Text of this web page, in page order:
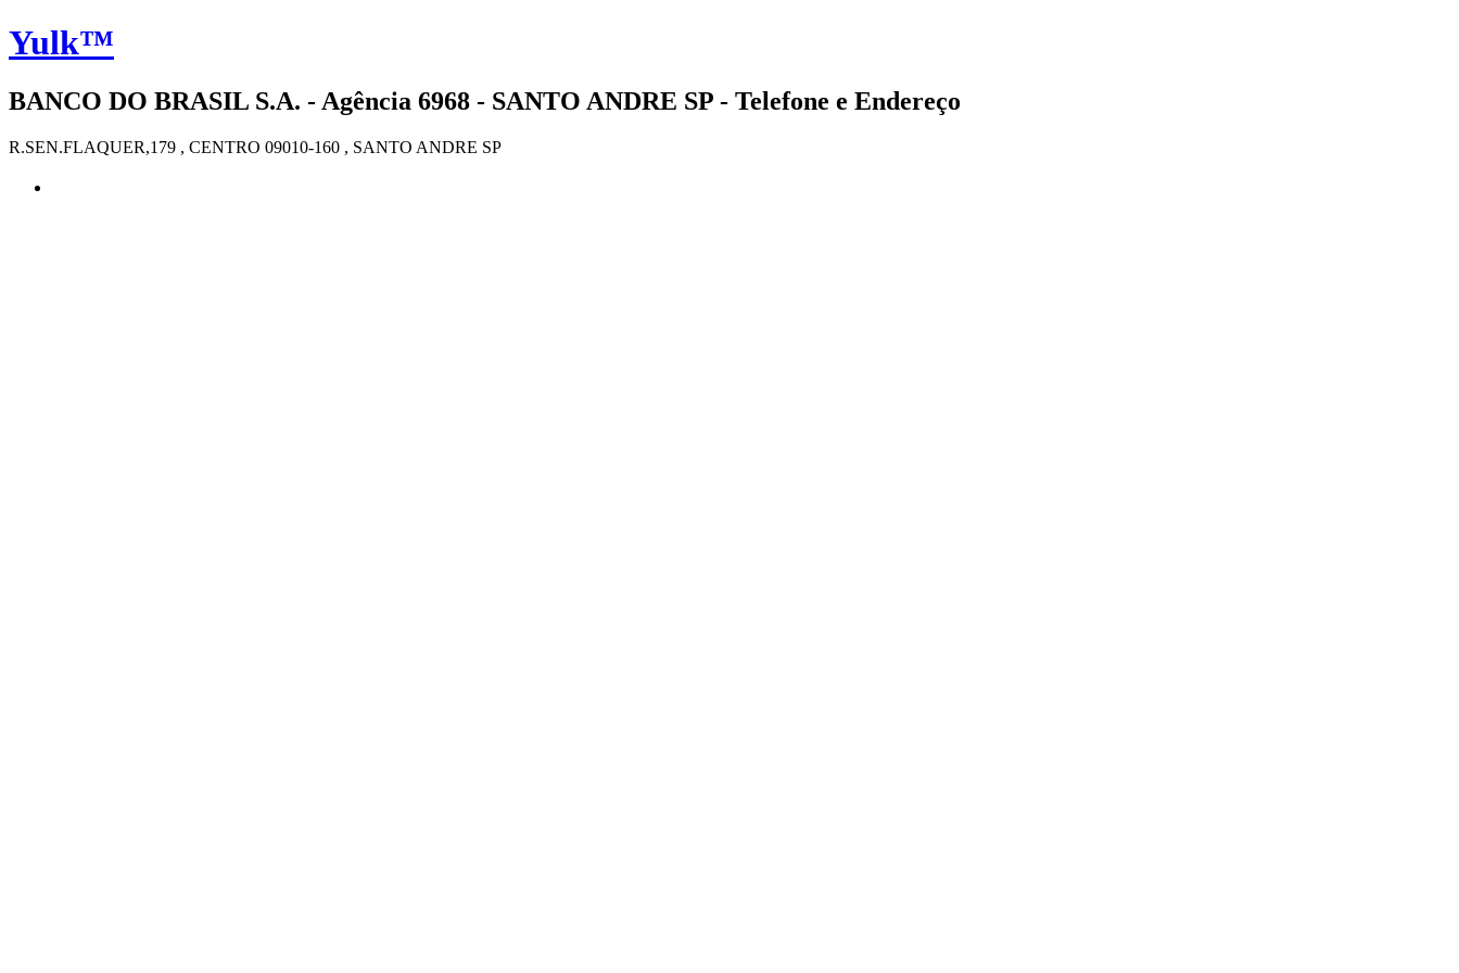
Yulk™
BANCO DO BRASIL S.A. - Agência 6968 - SANTO ANDRE SP - Telefone e Endereço
R.SEN.FLAQUER,179 , CENTRO 09010-160 , SANTO ANDRE SP